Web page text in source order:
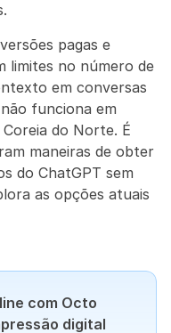
pagas e
limites no número de
em conversas
funciona em
do Norte. É
maneiras de obter
do ChatGPT sem
as opções atuais
com Octo
digital